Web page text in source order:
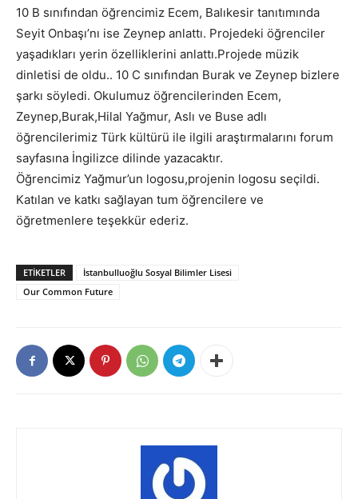
10 B sınıfından öğrencimiz Ecem, Balıkesir tanıtımında
Seyit Onbaşı’nı ise Zeynep anlattı. Projedeki öğrenciler
yaşadıkları yerin özelliklerini anlattı.Projede müzik
dinletisi de oldu.. 10 C sınıfından Burak ve Zeynep bizlere
şarkı söyledi. Okulumuz öğrencilerinden Ecem,
Zeynep,Burak,Hilal Yağmur, Aslı ve Buse adlı
öğrencilerimiz Türk kültürü ile ilgili araştırmalarını forum
sayfasına İngilizce dilinde yazacaktır.
Öğrencimiz Yağmur’un logosu,projenin logosu seçildi.
Katılan ve katkı sağlayan tum öğrencilere ve
öğretmenlere teşekkür ederiz.
ETIKETLER
İstanbulluoğlu Sosyal Bilimler Lisesi
Our Common Future